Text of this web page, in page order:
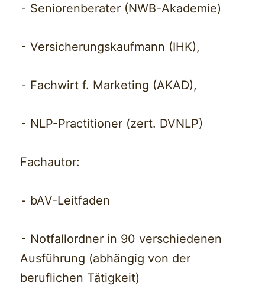
⁃ Seniorenberater (NWB-Akademie)
⁃ Versicherungskaufmann (IHK),
⁃ Fachwirt f. Marketing (AKAD),
⁃ NLP-Practitioner (zert. DVNLP)
Fachautor:
⁃ bAV-Leitfaden
⁃ Notfallordner in 90 verschiedenen
Ausführung (abhängig von der
beruflichen Tätigkeit)